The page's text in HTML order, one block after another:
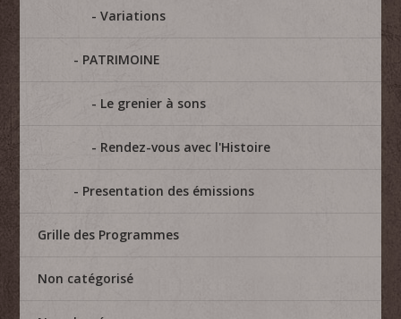
Variations
PATRIMOINE
Le grenier à sons
Rendez-vous avec l'Histoire
Presentation des émissions
Grille des Programmes
Non catégorisé